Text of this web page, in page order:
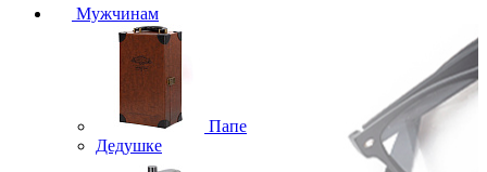
Мужчинам
Папе
Дедушке